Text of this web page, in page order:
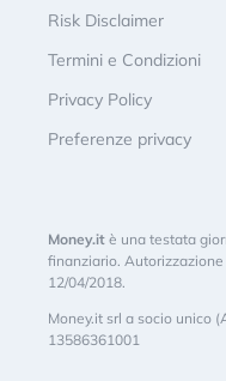
Risk Disclaimer
Termini e Condizioni
Privacy Policy
Preferenze privacy
Money.it è una testata
finanziario.
12/04/2018.
Money.it srl a socio unico
13586361001